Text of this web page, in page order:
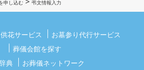
申し込む 弔文情報入力
供花サービス
お墓参り代行サービス
葬儀会館を探す
典
お葬儀ネットワーク